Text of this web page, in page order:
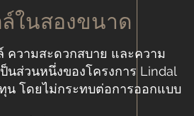
ในสองขนาด
ความสะดวกสบาย และความ
นส่วนหนึ่งของโครงการ Lindal
น โดยไม่กระทบต่อการออกแบบ